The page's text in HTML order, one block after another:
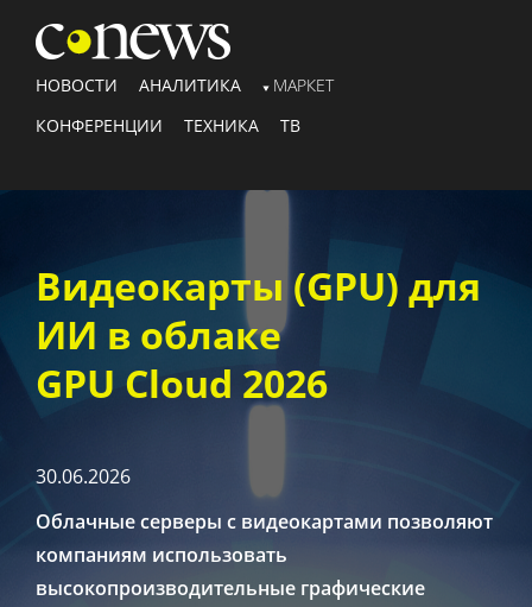
НОВОСТИ АНАЛИТИКА
МАРКЕТ
КОНФЕРЕНЦИИ
ТЕХНИКА ТВ
Видеокарты (GPU) для
ИИ в облаке
GPU Cloud 2026
Облачные серверы с видеокартами позволяют
компаниям использовать
высокопроизводительные графические
30.06.2026